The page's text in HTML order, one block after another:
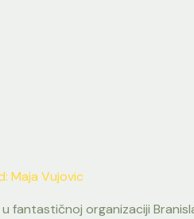
Maja Vujovic
fantastičnoj organizaciji